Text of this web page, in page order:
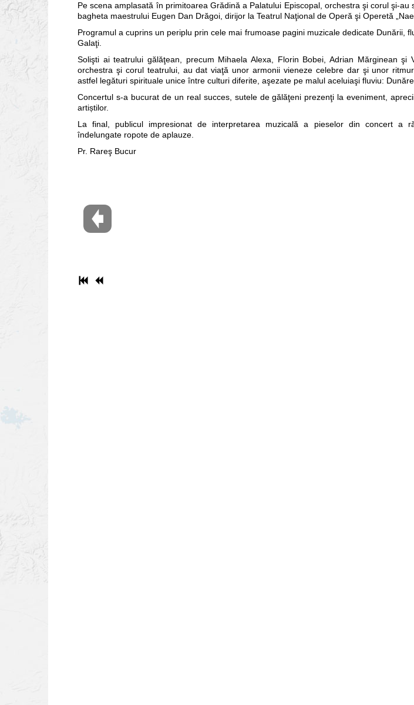
Pe scena amplasată în primitoarea Grădină a Palatului Episcopal, orchestra şi corul şi-au
bagheta maestrului Eugen Dan Drăgoi, dirijor la Teatrul Naţional de Operă şi Operetă
Programul a cuprins un periplu prin cele mai frumoase pagini muzicale dedicate Dunării,
Galaţi.
Solişti ai teatrului gălăţean, precum Mihaela Alexa, Florin Bobei, Adrian Mărginean şi
orchestra şi corul teatrului, au dat viaţă unor armonii vieneze celebre dar şi unor
astfel legături spirituale unice între culturi diferite, aşezate pe malul aceluiaşi fluviu:
Concertul s-a bucurat de un real succes, sutele de gălăţeni prezenţi la eveniment,
artiștilor.
La final, publicul impresionat de interpretarea muzicală a pieselor din concert a
îndelungate ropote de aplauze.
Pr. Rareş Bucur